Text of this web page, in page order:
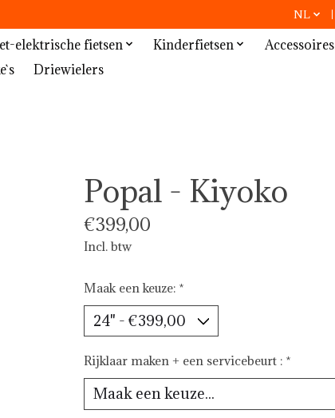
NL
elektrische fietsen Kinderfietsen
Accessoires
Driewielers
Popal - Kiyoko
€399,00
Incl. btw
Maak een keuze: *
Rijklaar maken + een servicebeurt : *